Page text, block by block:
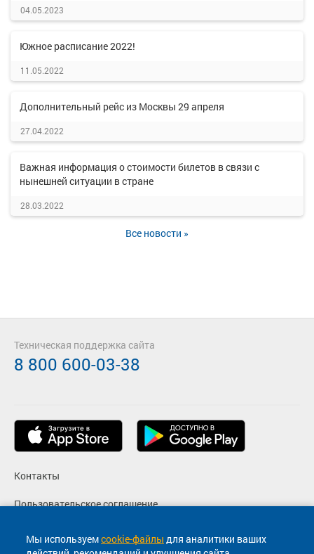
04.05.2023
Южное расписание 2022!
11.05.2022
Дополнительный рейс из Москвы 29 апреля
27.04.2022
Важная информация о стоимости билетов в связи с
нынешней ситуации в стране
28.03.2022
Все новости »
Мы используемcookie-файлы для аналитики ваших
Контакты
Пользовательское соглашение
Политика конфиденциальности
Техническая поддержка сайта
8 800 600-03-38